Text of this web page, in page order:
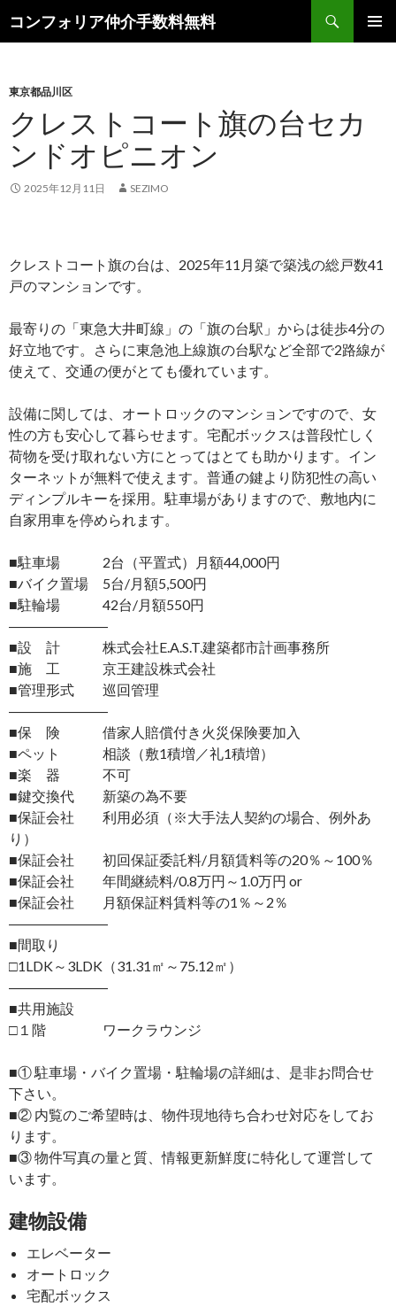
コンフォリア仲介手数料無料
索
ン
へ
ス
キ
ッ
東京都品川区
クレストコート旗の台セカ
ンドオピニオン
2025年12月11日 SEZIMO
クレストコート旗の台は、2025年11月築で築浅の総戸数41
戸のマンションです。
最寄りの「東急大井町線」の「旗の台駅」からは徒歩4分の
好立地です。さらに東急池上線旗の台駅など全部で2路線が
使えて、交通の便がとても優れています。
設備に関しては、オートロックのマンションですので、女
性の方も安心して暮らせます。宅配ボックスは普段忙しく
荷物を受け取れない方にとってはとても助かります。イン
ターネットが無料で使えます。普通の鍵より防犯性の高い
ディンプルキーを採用。駐車場がありますので、敷地内に
自家用車を停められます。
■駐車場 2台（平置式）月額44,000円
■バイク置場 5台/月額5,500円
■駐輪場 42台/月額550円
―――――――
■設 計 株式会社E.A.S.T.建築都市計画事務所
■施 工 京王建設株式会社
■管理形式 巡回管理
―――――――
■保 険 借家人賠償付き火災保険要加入
■ペット 相談（敷1積増／礼1積増）
■楽 器 不可
■鍵交換代 新築の為不要
■保証会社 利用必須（※大手法人契約の場合、例外あ
り）
■保証会社 初回保証委託料/月額賃料等の20％～100％
■保証会社 年間継続料/0.8万円～1.0万円 or
■保証会社 月額保証料賃料等の1％～2％
―――――――
■間取り
□1LDK～3LDK（31.31㎡～75.12㎡）
―――――――
■共用施設
□１階 ワークラウンジ
■① 駐車場・バイク置場・駐輪場の詳細は、是非お問合せ
下さい。
■② 内覧のご希望時は、物件現地待ち合わせ対応をしてお
ります。
■③ 物件写真の量と質、情報更新鮮度に特化して運営して
います。
建物設備
エレベーター
オートロック
宅配ボックス